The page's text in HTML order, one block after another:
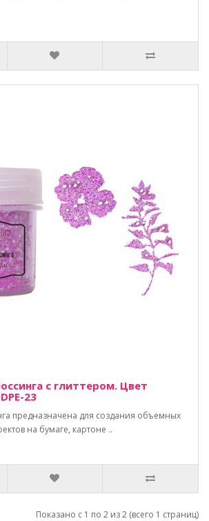
с глиттером. Цвет
23
предназначена для создания объемных
на бумаге, картоне ..
Показано с 1 по 2 из 2 (всего 1 страниц)